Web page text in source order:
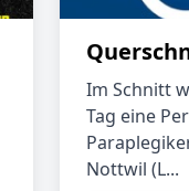
Im Schnitt
Tag eine
Nottwil (L...